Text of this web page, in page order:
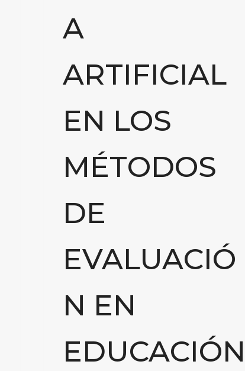
A
ARTIFICIAL
EN LOS
MÉTODOS
DE
EVALUACIÓ
N EN
EDUCACIÓN